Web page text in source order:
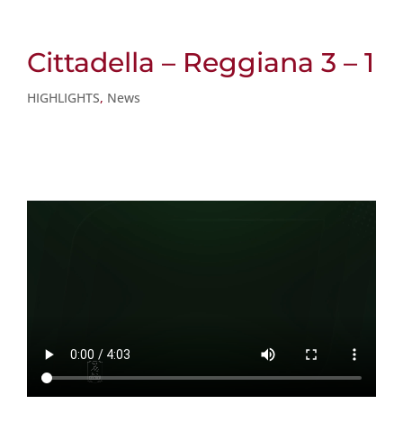
Cittadella – Reggiana 3 – 1
HIGHLIGHTS, News